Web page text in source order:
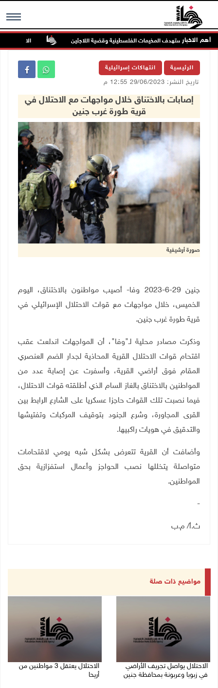
MENU أهم الاخبار
قلنديا يستهدف المخيمات الفلسطينية وقضية اللاجئين الاحتلال
الرئيسية انتهاكات إسرائيلية
تاريخ النشر: 29/06/2023 12:55 م
إصابات بالاختناق خلال مواجهات مع الاحتلال في
قرية طورة غرب جنين
صورة أرشيفية
جنين 29-6-2023 وفا- أصيب مواطنون بالاختناق، اليوم
الخميس، خلال مواجهات مع قوات الاحتلال الإسرائيلي في
قرية طورة غرب جنين.
وذكرت مصادر محلية لـ"وفا"، أن المواجهات اندلعت عقب
اقتحام قوات الاحتلال القرية المحاذية لجدار الضم العنصري
المقام فوق أراضي القرية، وأسفرت عن إصابة عدد من
المواطنين بالاختناق بالغاز السام الذي أطلقته قوات الاحتلال،
فيما نصبت تلك القوات حاجزا عسكريا على الشارع الرابط بين
القرى المجاورة، وشرع الجنود بتوقيف المركبات وتفتيشها
والتدقيق في هويات راكبيها.
وأضافت أن القرية تتعرض بشكل شبه يومي لاقتحامات
متواصلة يتخللها نصب الحواجز وأعمال استفزازية بحق
المواطنين.
-
ث.أ/ م.ب
مواضيع ذات صلة
الاحتلال يواصل تجريف الأراضي
في زبوبا وعربونة بمحافظة جنين
الاحتلال يعتقل 3 مواطنين من
أريحا